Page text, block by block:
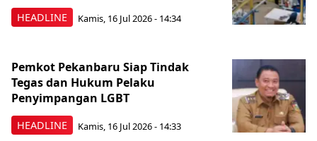
HEADLINE Kamis, 16 Jul 2026 - 14:34
HEADLINE
Pemkot Pekanbaru Siap Tindak
Tegas dan Hukum Pelaku
Penyimpangan LGBT
Kamis, 16 Jul 2026 - 14:33